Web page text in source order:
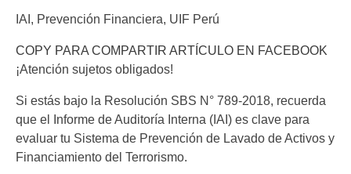
IAI, Prevención Financiera, UIF Perú
COPY PARA COMPARTIR ARTÍCULO EN FACEBOOK
¡Atención sujetos obligados!
Si estás bajo la Resolución SBS N° 789-2018, recuerda
que el Informe de Auditoría Interna (IAI) es clave para
evaluar tu Sistema de Prevención de Lavado de Activos y
Financiamiento del Terrorismo.